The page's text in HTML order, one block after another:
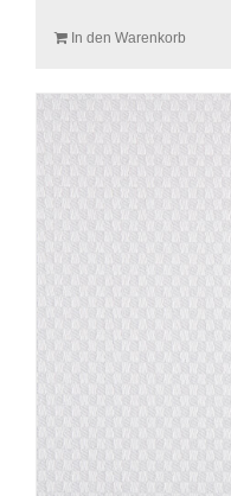
In den Warenkorb